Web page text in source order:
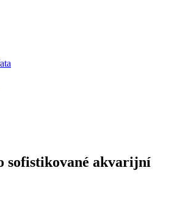
sofistikované akvarijní